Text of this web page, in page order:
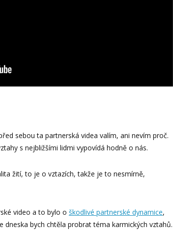
sebou ta partnerská videa valím, ani nevím proč.
s nejbližšími lidmi vypovídá hodně o nás.
žití, to je o vztazích, takže je to nesmírně,
video a to bylo o škodlivé partnerské dynamice,
bych chtěla probrat téma karmických vztahů.